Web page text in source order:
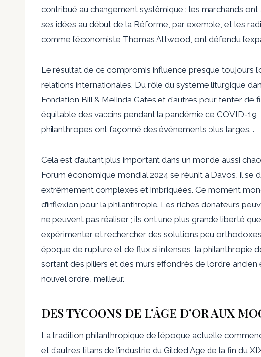
contribué au changement systémique : les marchands
ses idées au début de la Réforme, par exemple, et les
comme l’économiste Thomas Attwood, ont défendu
Le résultat de ce compromis influence presque toujours
relations internationales. Du rôle du système liturgique
Fondation Bill & Melinda Gates et d’autres pour tenter de
équitable des vaccins pendant la pandémie de COVID-
philanthropes ont façonné des événements plus larges. .
Cela est d’autant plus important dans un monde aussi
Forum économique mondial 2024 se réunit à Davos, il se
extrêmement complexes et imbriquées. Ce moment
d’inflexion pour la philanthropie. Les riches donateurs
ne peuvent pas réaliser ; ils ont une plus grande liberté
expérimenter et rechercher des solutions peu
époque de rupture et de flux si intenses, la philanthropie
sortant des piliers et des murs effondrés de l’ordre ancien
nouvel ordre, meilleur.
DES TYCOONS DE L’ÂGE D’OR AUX
La tradition philanthropique de l’époque actuelle
et d’autres titans de l’industrie du Gilded Age de la fin du